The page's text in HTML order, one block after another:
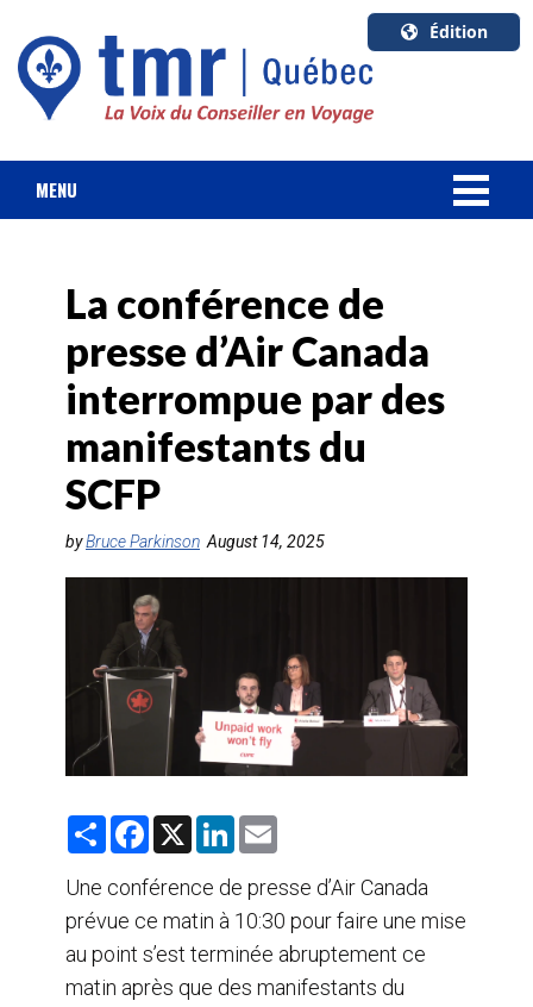
Édition
U.S.A.
English
Canada
Français
MENU
FORFAIT VACANCES
CROISIÈRES
HOTELS & RESORTS
DESTINATIONS
AGENTS DE VOYAGE
FORMATION & RESSOURCES
La conférence de
presse d’Air Canada
interrompue par des
manifestants du
SCFP
byBruce Parkinson August 14, 2025
S
r
e
F
e
b
o
k
X
L
k
e
d
n
i
l
Une conférence de presse d’Air Canada
prévue ce matin à 10:30 pour faire une mise
au point s’est terminée abruptement ce
matin après que des manifestants du